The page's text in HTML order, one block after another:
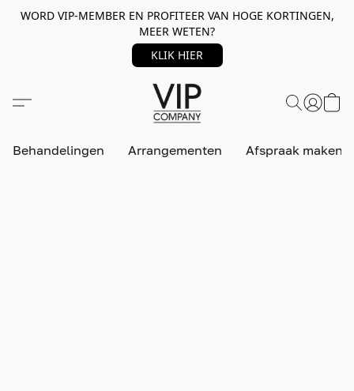
WORD VIP-MEMBER EN PROFITEER VAN HOGE KORTINGEN,
MEER WETEN?
KLIK HIER
Behandelingen Arrangementen Afspraak maken